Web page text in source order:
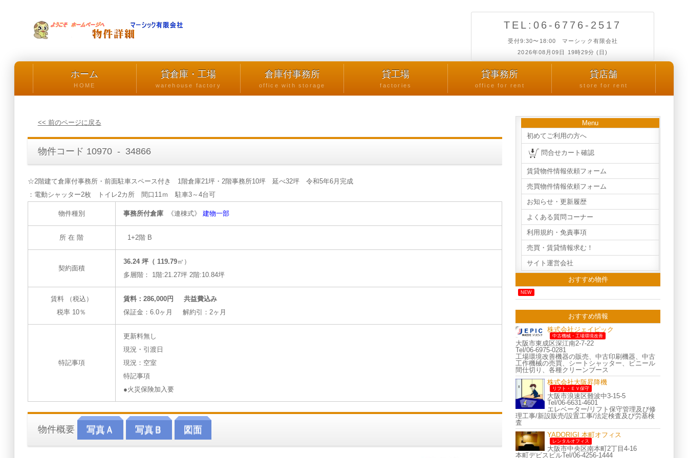
TEL:06-6776-2517
受付9:30〜18:00 マーシック有限会社
2026年08月09日 19時29分 (日)
ホーム
HOME
貸倉庫・工場
warehouse factory
倉庫付事務所
office with storage
貸工場
factories
貸事務所
office for rent
貸店舗
store for rent
<< 前のページに戻る
物件コード 10970 - 34866
☆2階建て倉庫付事務所・前面駐車スペース付き 1階倉庫21坪・2階事務所10坪 延べ32坪 令和5年6月完成
：電動シャッター2枚 トイレ2カ所 間口11ｍ 駐車3～4台可
物件種別 事務所付倉庫《連棟式》 建物一部
所 在 階 1+2階 B
契約面積
36.24 坪（ 119.79㎡）
多層階： 1階:21.27坪 2階:10.84坪
賃料 （税込）
税率 10％
賃料：286,000円 共益費込み
保証金：6.0ヶ月 解約引：2ヶ月
特記事項
更新料無し
現況・引渡日
現況：空室
特記事項
●火災保険加入要
物件概要 写真Ａ 写真Ｂ 図面
Menu
初めてご利用の方へ
問合せカート確認
賃貸物件情報依頼フォーム
売買物件情報依頼フォーム
お知らせ・更新履歴
よくある質問コーナー
利用規約・免責事項
売買・賃貸情報求む！
サイト運営会社
おすすめ物件
NEW
おすすめ情報
株式会社ジェイピック
中古機械・工場環境改善
大阪市東成区深江南2-7-22
Tel/06-6975-0281
工場環境改善機器の販売、中古印刷機器、中古
工作機械の売買、シートシャッター、ビニール
間仕切り、各種クリーンブース
株式会社大阪昇降機
リフト・ＥＶ保守
大阪市浪速区難波中3-15-5
Tel/06-6631-4601
エレベーター/リフト保守管理及び修
理工事/新設販売/設置工事/法定検査及び労基検
査
YADORIGI 本町オフィス
レンタルオフィス
大阪市中央区南本町2丁目4-16
本町デビスビルTel/06-4256-1444